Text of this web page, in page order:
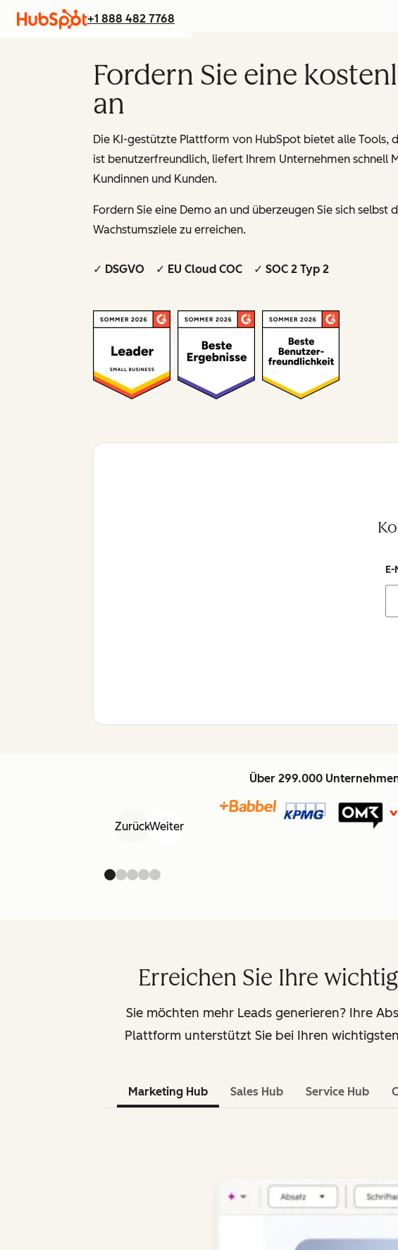
+1 888 482 7768
Fordern Sie eine
an
Die KI-gestützte Plattform von HubSpot bietet alle Tools,
ist benutzerfreundlich, liefert Ihrem Unternehmen schnell
Kundinnen und Kunden.
Fordern Sie eine Demo an und überzeugen Sie sich
Wachstumsziele zu erreichen.
✓ DSGVO ✓ EU Cloud COC ✓ SOC 2 Typ 2
E-
Über 299.000
ZurückWeiter
Erreichen Sie Ihre
Sie möchten mehr Leads generieren? Ihre
Plattform unterstützt Sie bei Ihren
Marketing Hub Sales Hub Service Hub